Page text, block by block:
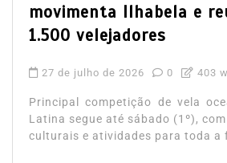
movimenta Ilhabela e
1.500 velejadores
27 de julho de 2026 0 403
Principal competição de vela
Latina segue até sábado (1º),
culturais e atividades para toda a